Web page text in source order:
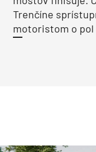
Trenčíne
motoristom o pol